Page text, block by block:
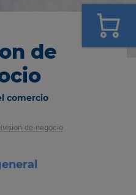
de
comercio
de negocio